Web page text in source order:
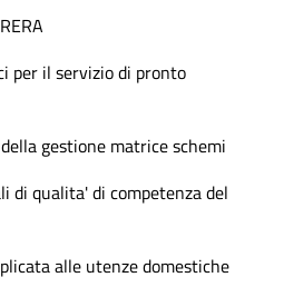
per il servizio di pronto
gestione matrice schemi
di qualita' di competenza del
alle utenze domestiche